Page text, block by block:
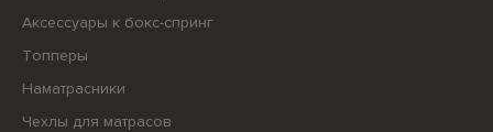
Аксессуары к бокс-спринг
Топперы
Наматрасники
Чехлы для матрасов